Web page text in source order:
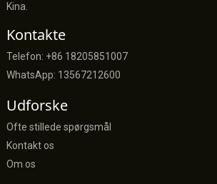
Kina.
Kontakte
Telefon: +86 18205851007
WhatsApp: 13567212600
Udforske
Ofte stillede spørgsmål
Kontakt os
Om os